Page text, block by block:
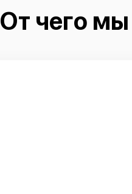
От чего